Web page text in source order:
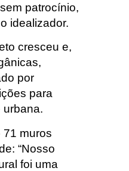
patrocínio,
idealizador.
cresceu e,
por
para
urbana.
71 muros
“Nosso
foi uma